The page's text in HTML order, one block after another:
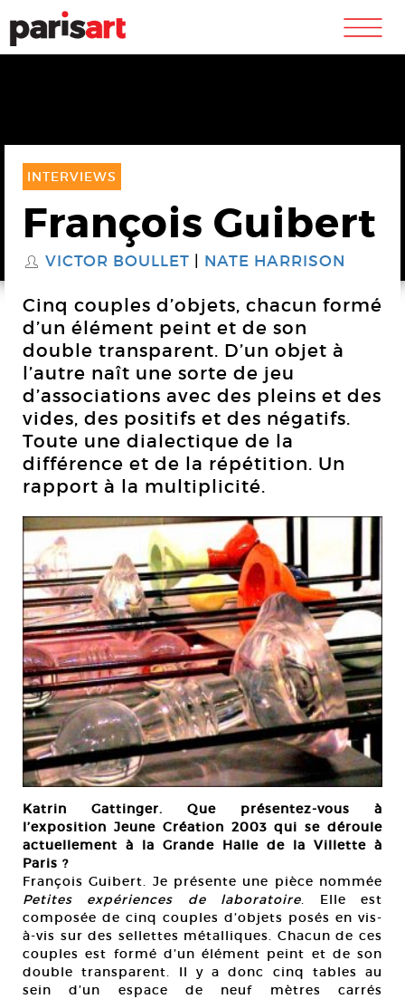
m
INTERVIEWS
François Guibert
S VICTOR BOULLET NATE HARRISON
Cinq couples d’objets, chacun formé
d’un élément peint et de son
double transparent. D’un objet à
l’autre naît une sorte de jeu
d’associations avec des pleins et des
vides, des positifs et des négatifs.
Toute une dialectique de la
différence et de la répétition. Un
rapport à la multiplicité.
Katrin Gattinger. Que présentez-vous à
l’exposition Jeune Création 2003 qui se déroule
actuellement à la Grande Halle de la Villette à
Paris ?
François Guibert. Je présente une pièce nommée
Petites expériences de laboratoire. Elle est
composée de cinq couples d’objets posés en vis-
à-vis sur des sellettes métalliques. Chacun de ces
couples est formé d’un élément peint et de son
double transparent. Il y a donc cinq tables au
sein d’un espace de neuf mètres carrés